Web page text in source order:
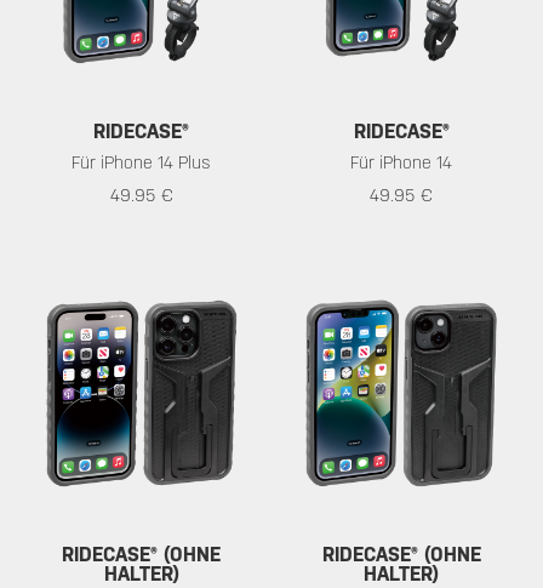
RIDECASE®
Für iPhone 14 Plus
49.95 €
RIDECASE®
Für iPhone 14
49.95 €
RIDECASE® (OHNE
HALTER)
RIDECASE® (OHNE
HALTER)